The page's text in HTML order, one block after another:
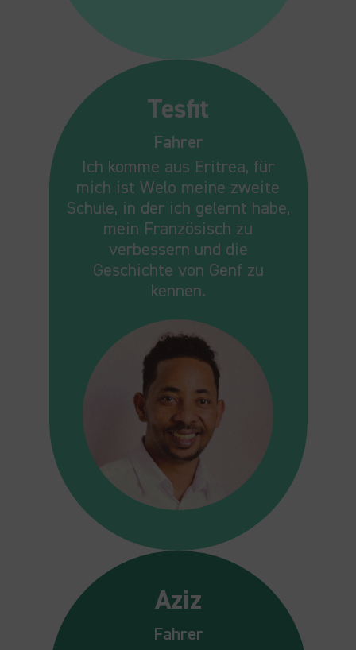
Tesfit
Fahrer
Ich komme aus Eritrea, für
mich ist Welo meine zweite
Schule, in der ich gelernt habe,
mein Französisch zu
verbessern und die
Geschichte von Genf zu
kennen.
Aziz
Fahrer